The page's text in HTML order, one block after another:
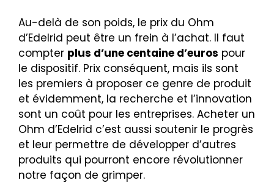
Au-delà de son poids, le prix du Ohm
d’Edelrid peut être un frein à l’achat. Il faut
compter plus d’une centaine d’euros pour
le dispositif. Prix conséquent, mais ils sont
les premiers à proposer ce genre de produit
et évidemment, la recherche et l’innovation
sont un coût pour les entreprises. Acheter un
Ohm d’Edelrid c’est aussi soutenir le progrès
et leur permettre de développer d’autres
produits qui pourront encore révolutionner
notre façon de grimper.